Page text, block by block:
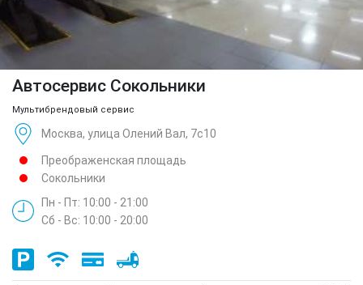
Автосервис Сокольники
Мультибрендовый сервис
Москва, улица Олений Вал, 7с10
Преображенская площадь
Сокольники
Пн - Пт: 10:00 - 21:00
Сб - Вс: 10:00 - 20:00